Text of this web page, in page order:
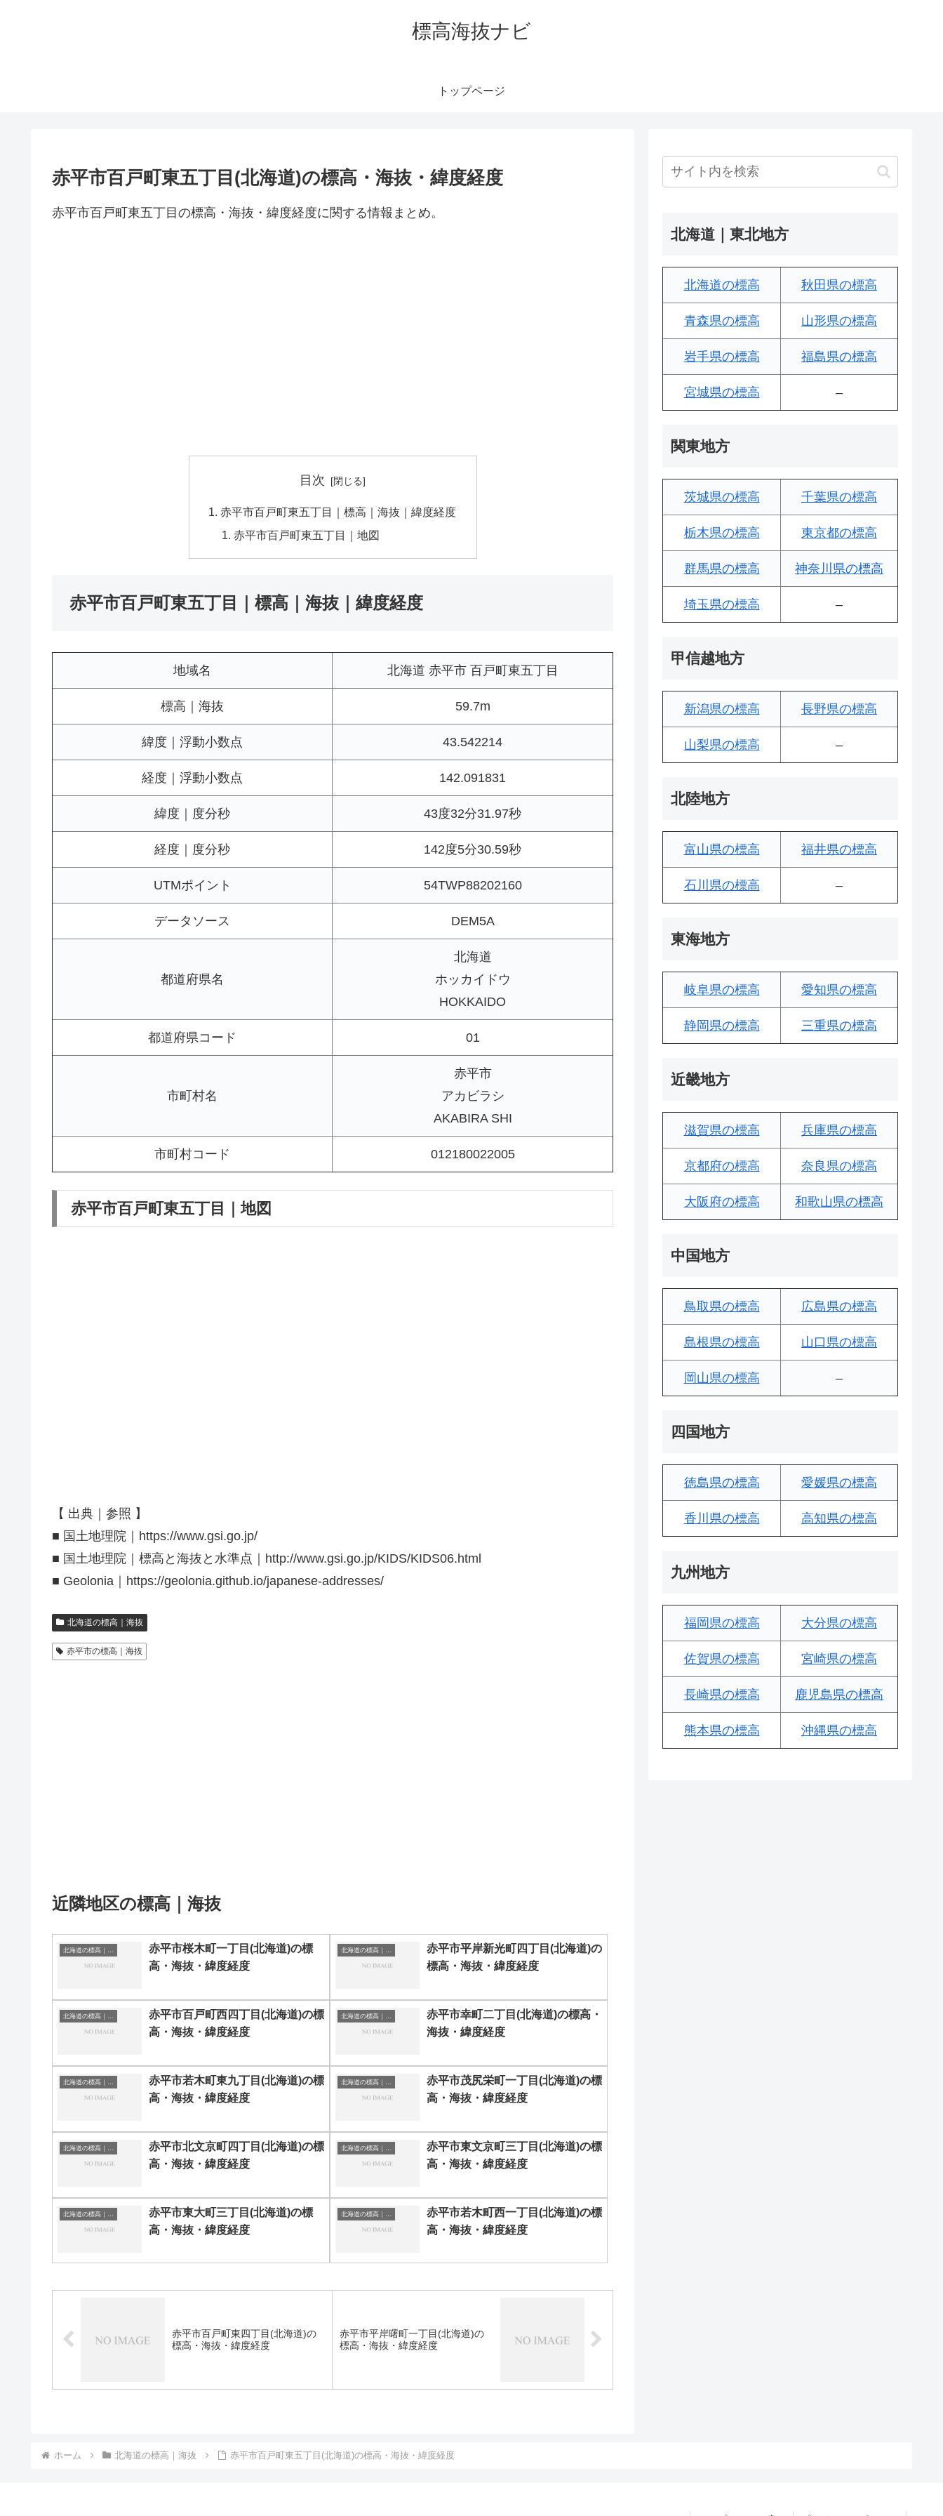
標高海抜ナビ
トップページ
赤平市百戸町東五丁目(北海道)の標高・海抜・緯度経度
赤平市百戸町東五丁目の標高・海抜・緯度経度に関する情報まとめ。
目次
赤平市百戸町東五丁目｜標高｜海抜｜緯度経度
赤平市百戸町東五丁目｜地図
赤平市百戸町東五丁目｜標高｜海抜｜緯度経度
地域名 北海道 赤平市 百戸町東五丁目
標高｜海抜 59.7m
緯度｜浮動小数点 43.542214
経度｜浮動小数点 142.091831
緯度｜度分秒 43度32分31.97秒
経度｜度分秒 142度5分30.59秒
UTMポイント 54TWP88202160
データソース DEM5A
都道府県名
北海道
ホッカイドウ
HOKKAIDO
都道府県コード 01
市町村名
赤平市
アカビラシ
AKABIRA SHI
市町村コード 012180022005
赤平市百戸町東五丁目｜地図
【 出典｜参照 】
■ 国土地理院｜https://www.gsi.go.jp/
■ 国土地理院｜標高と海抜と水準点｜http://www.gsi.go.jp/KIDS/KIDS06.html
■ Geolonia｜https://geolonia.github.io/japanese-addresses/
北海道の標高｜海抜
赤平市の標高｜海抜
近隣地区の標高｜海抜
赤平市桜木町一丁目(北海道)の標
高・海抜・緯度経度
赤平市平岸新光町四丁目(北海道)の
標高・海抜・緯度経度
赤平市百戸町西四丁目(北海道)の標
高・海抜・緯度経度
赤平市幸町二丁目(北海道)の標高・
海抜・緯度経度
赤平市若木町東九丁目(北海道)の標
高・海抜・緯度経度
赤平市茂尻栄町一丁目(北海道)の標
高・海抜・緯度経度
赤平市北文京町四丁目(北海道)の標
高・海抜・緯度経度
赤平市東文京町三丁目(北海道)の標
高・海抜・緯度経度
赤平市東大町三丁目(北海道)の標
高・海抜・緯度経度
赤平市若木町西一丁目(北海道)の標
高・海抜・緯度経度
赤平市百戸町東四丁目(北海道)の
標高・海抜・緯度経度
赤平市平岸曙町一丁目(北海道)の
標高・海抜・緯度経度
北海道｜東北地方
北海道の標高 秋田県の標高
青森県の標高 山形県の標高
岩手県の標高 福島県の標高
宮城県の標高 –
関東地方
茨城県の標高 千葉県の標高
栃木県の標高 東京都の標高
群馬県の標高 神奈川県の標高
埼玉県の標高 –
甲信越地方
新潟県の標高 長野県の標高
山梨県の標高 –
北陸地方
富山県の標高 福井県の標高
石川県の標高 –
東海地方
岐阜県の標高 愛知県の標高
静岡県の標高 三重県の標高
近畿地方
滋賀県の標高 兵庫県の標高
京都府の標高 奈良県の標高
大阪府の標高 和歌山県の標高
中国地方
鳥取県の標高 広島県の標高
島根県の標高 山口県の標高
岡山県の標高 –
四国地方
徳島県の標高 愛媛県の標高
香川県の標高 高知県の標高
九州地方
福岡県の標高 大分県の標高
佐賀県の標高 宮崎県の標高
長崎県の標高 鹿児島県の標高
熊本県の標高 沖縄県の標高
ホーム 北海道の標高｜海抜 赤平市百戸町東五丁目(北海道)の標高・海抜・緯度経度